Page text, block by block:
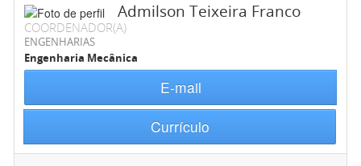
Admilson Teixeira Franco
COORDENADOR(A)
ENGENHARIAS
Engenharia Mecânica
E-mail
Currículo